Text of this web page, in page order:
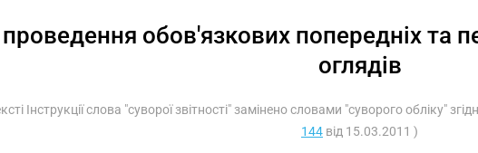
обов'язкових попередніх та
оглядів
Інструкції слова "суворої звітності" замінено словами "суворого обліку"
144 від 15.03.2011 )